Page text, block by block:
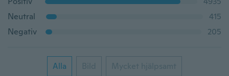
Neutral
415
Negativ
205
Alla Bild Mycket hjälpsamt